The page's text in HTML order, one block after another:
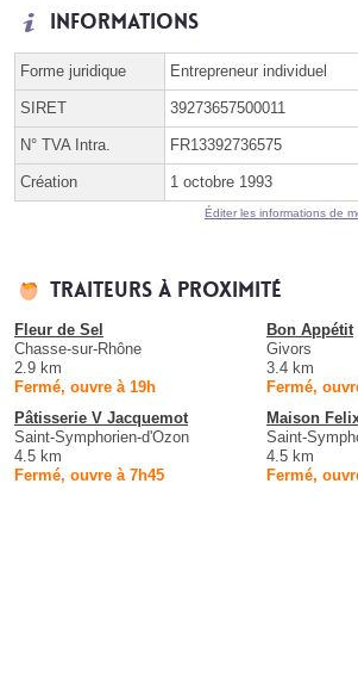
Informations
Forme juridique Entrepreneur individuel
SIRET 39273657500011
N° TVA Intra. FR13392736575
Création 1 octobre 1993
Éditer les informations de
Traiteurs à proximité
Fleur de Sel
Chasse-sur-Rhône
2.9 km
Fermé, ouvre à 19h
Bon Appétit
Givors
3.4 km
Fermé,
Pâtisserie V Jacquemot
Saint-Symphorien-d'Ozon
4.5 km
Fermé, ouvre à 7h45
Maison
Saint-
4.5 km
Fermé,